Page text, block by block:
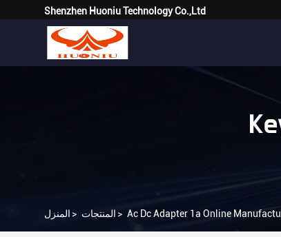
Shenzhen Huoniu Technology Co.,Ltd
المنزل > المنتجات > Ac Dc Adapter 1a Online